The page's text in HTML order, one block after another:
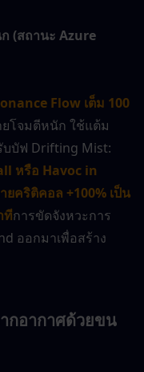
(สถานะ Azure
Flow เต็ม 100
ยโจมตีหนัก ใช้แต้ม
หรือ Havoc in
คริติคอล +100% เป็น
ทีการขัดจังหวะการ
ออกมาเพื่อสร้าง
กอากาศด้วยขน